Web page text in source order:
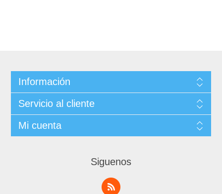
Información
Servicio al cliente
Mi cuenta
Siguenos